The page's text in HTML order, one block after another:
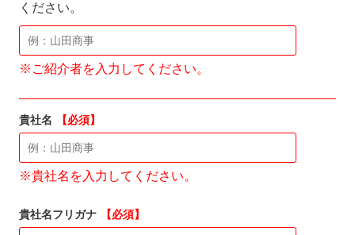
ください。
※ご紹介者を入力してください。
貴社名 【必須】
※貴社名を入力してください。
貴社名フリガナ 【必須】